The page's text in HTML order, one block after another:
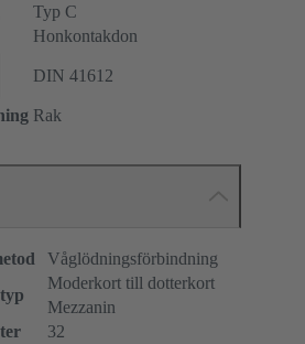
Typ C
Honkontakdon
DIN 41612
Rak
Våglödningsförbindning
Moderkort till dotterkort
Mezzanin
32